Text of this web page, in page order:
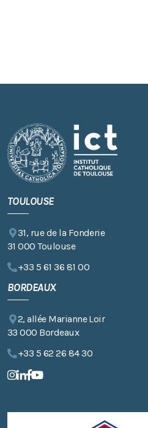
TOULOUSE
31, rue de la Fonderie
31 000 Toulouse
+33 5 61 36 81 00
BORDEAUX
2, allée Marianne Loir
33 000 Bordeaux
+33 5 62 26 84 30